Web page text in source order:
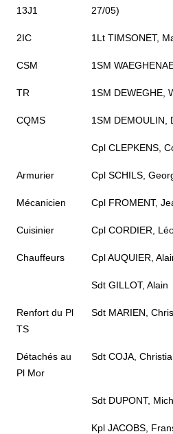
13J1
27/05)
2IC 1Lt TIMSONET,
CSM 1SM
TR 1SM DEWEGHE,
CQMS 1SM DEMOULIN,
Cpl CLEPKENS,
Armurier Cpl SCHILS,
Mécanicien Cpl FROMENT,
Cuisinier Cpl CORDIER,
Chauffeurs Cpl AUQUIER,
Sdt GILLOT, Alain
Renfort du Pl
TS
Sdt MARIEN,
Détachés au
Pl Mor
Sdt COJA,
Sdt DUPONT,
Kpl JACOBS,